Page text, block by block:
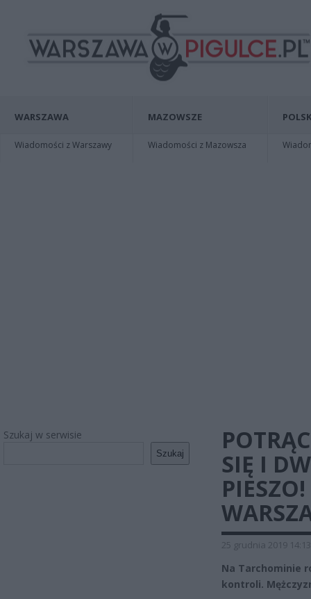
WARSZAWA
Wiadomości z Warszawy
MAZOWSZE
Wiadomości z Mazowsza
Szukaj w serwisie
Szukaj
SIĘ I
25 grudnia 2019 14:13
Na Tarchominie
kontroli.